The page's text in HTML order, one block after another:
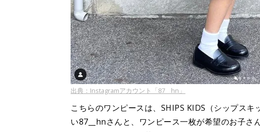
出典：Instagramアカウント「87__hn」
こちらのワンピースは、SHIPS KIDS（シップス
い87__hnさんと、ワンピース一枚が希望のお子さ